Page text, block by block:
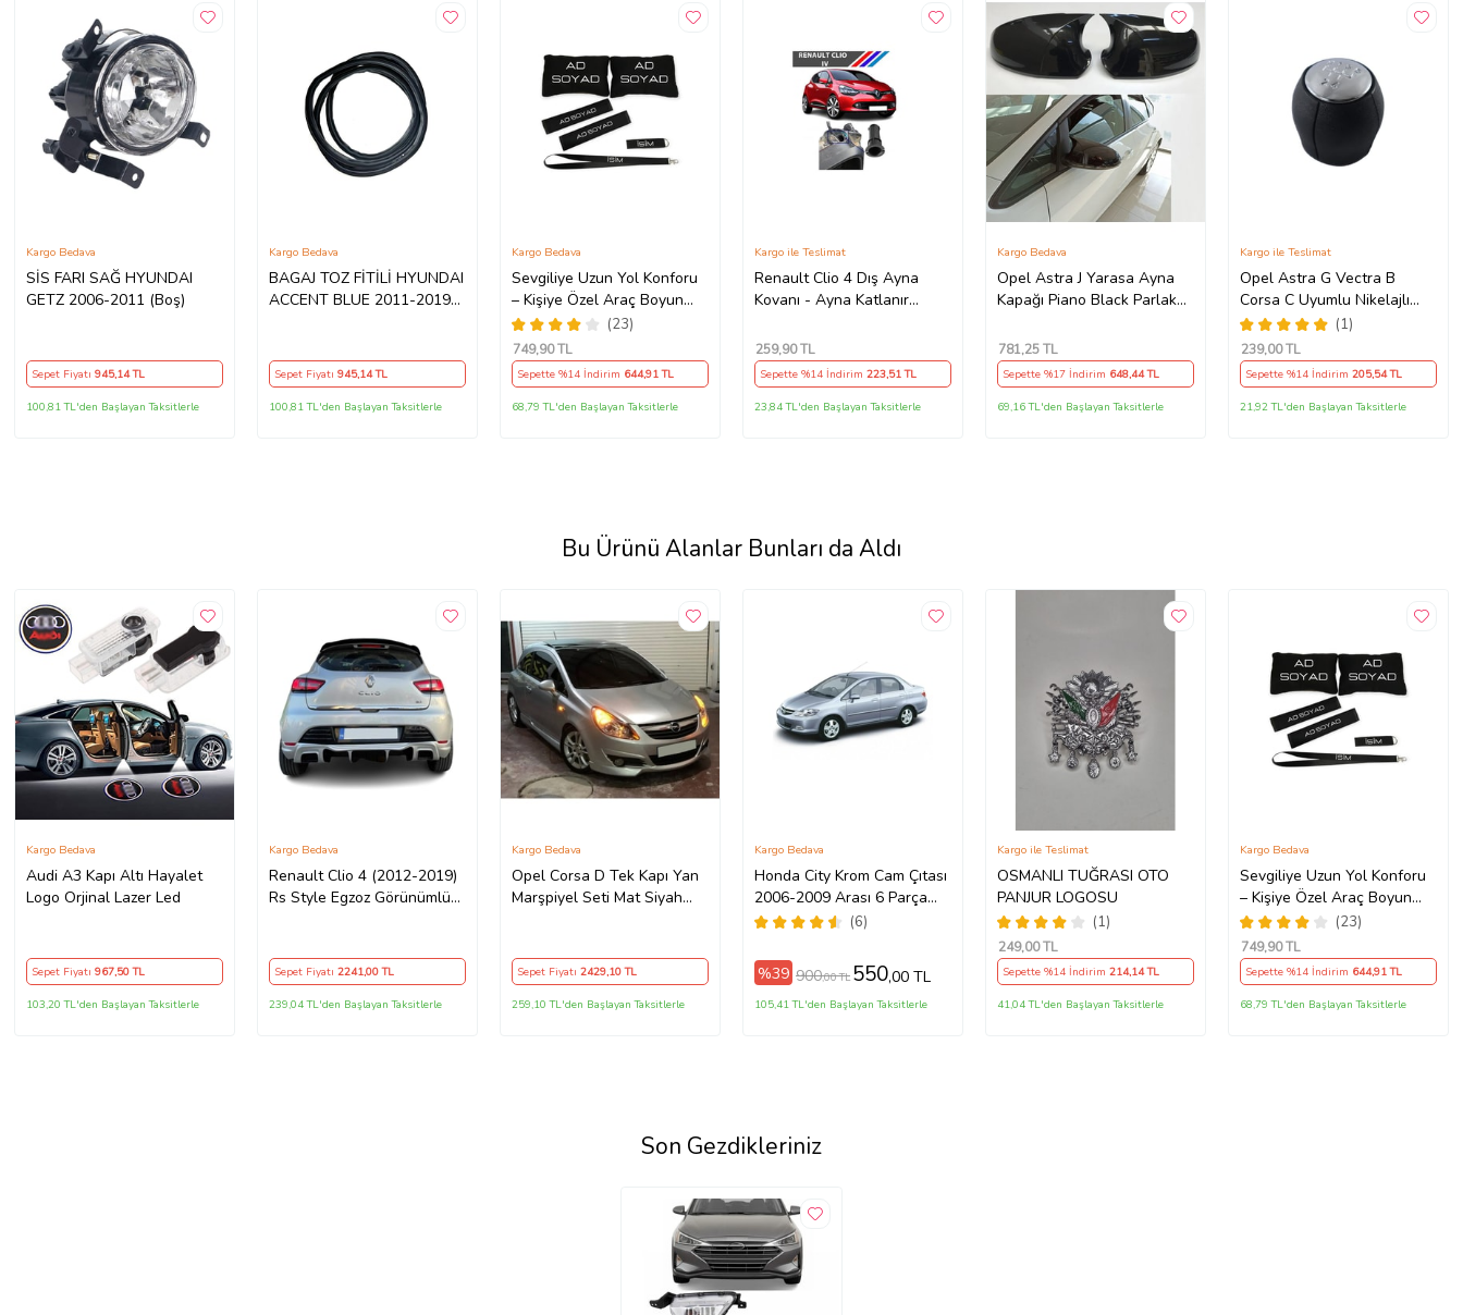
SİS FARI SAĞ HYUNDAI
GETZ 2006-2011 (Boş)
Kargo Bedava
Sepet Fiyatı 945,14 TL
100,81 TL'den Başlayan Taksitlerle
BAGAJ TOZ FİTİLİ HYUNDAI
ACCENT BLUE 2011-2019
Kargo Bedava
Sepet Fiyatı 945,14 TL
100,81 TL'den Başlayan Taksitlerle
Sevgiliye Uzun Yol Konforu
– Kişiye Özel Araç Boyun
Yastığı & Kemer Pedi Hediye
Seti
(23)
Kargo Bedava
749,90 TL
Sepette %14 İndirim 644,91 TL
68,79 TL'den Başlayan Taksitlerle
Renault Clio 4 Dış Ayna
Kovanı - Ayna Katlanır
490307706 M3625
Kargo ile Teslimat
259,90 TL
Sepette %14 İndirim 223,51 TL
23,84 TL'den Başlayan Taksitlerle
Opel Astra J Yarasa Ayna
Kapağı Piano Black Parlak
Kargo Bedava
781,25 TL
Sepette %17 İndirim 648,44 TL
69,16 TL'den Başlayan Taksitlerle
Opel Astra G Vectra B
Corsa C Uyumlu Nikelajlı
Vites Topuzu (1)
Kargo ile Teslimat
239,00 TL
Sepette %14 İndirim205,54 TL
21,92 TL'den Başlayan Taksitlerle
Bu Ürünü Alanlar Bunları da Aldı
Audi A3 Kapı Altı Hayalet
Logo Orjinal Lazer Led
Kargo Bedava
Sepet Fiyatı 967,50 TL
103,20 TL'den Başlayan Taksitlerle
Renault Clio 4 (2012-2019)
Rs Style Egzoz Görünümlü
Kargo Bedava
Sepet Fiyatı 2241,00 TL
239,04 TL'den Başlayan Taksitlerle
Opel Corsa D Tek Kapı Yan
Marşpiyel Seti Mat Siyah
Kargo Bedava
Sepet Fiyatı 2429,10 TL
259,10 TL'den Başlayan Taksitlerle
Honda City Krom Cam Çıtası
2006-2009 Arası 6 Parça
Paslanmaz Çelik
(6)
Kargo Bedava
%39 900,00 TL 550,00 TL
105,41 TL'den Başlayan Taksitlerle
OSMANLI TUĞRASI OTO
PANJUR LOGOSU
(1)
Kargo ile Teslimat
249,00 TL
Sepette %14 İndirim214,14 TL
41,04 TL'den Başlayan Taksitlerle
Sevgiliye Uzun Yol Konforu
– Kişiye Özel Araç Boyun
Yastığı & Kemer Pedi Hediye
Seti
(23)
Kargo Bedava
749,90 TL
Sepette %14 İndirim 644,91 TL
68,79 TL'den Başlayan Taksitlerle
Son Gezdikleriniz